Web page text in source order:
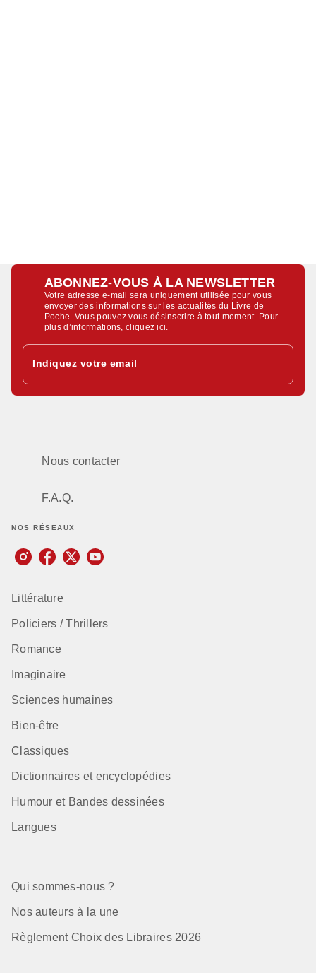
ABONNEZ-VOUS À LA NEWSLETTER
Votre adresse e-mail sera uniquement utilisée pour vous
envoyer des informations sur les actualités du Livre de
Poche. Vous pouvez vous désinscrire à tout moment. Pour
plus d’informations,cliquez ici
Indiquez votre email
Nous contacter
F.A.Q.
NOS RÉSEAUX
Littérature
Policiers / Thrillers
Romance
Imaginaire
Sciences humaines
Bien-être
Classiques
Dictionnaires et encyclopédies
Humour et Bandes dessinées
Langues
Qui sommes-nous ?
Nos auteurs à la une
Règlement Choix des Libraires 2026